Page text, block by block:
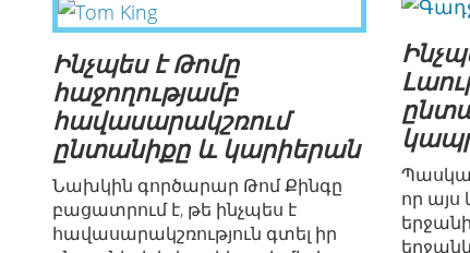
Ինչպես է Թոմը
հաջողությամբ
հավասարակշռում
ընտանիքը և կարիերան
Նախկին գործարար Թոմ Քինգը
բացատրում է, թե ինչպես է
հավասարակշռություն գտել իր
որ